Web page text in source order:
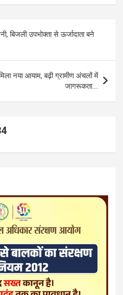
e
gr
a
m
ail py
Li
n
k
ar
e
बिजली उपभोक्ता से ऊर्जादाता बने
नया आयाम, बढ़ी ग्रामीण अंचलों में
जागरूकता….